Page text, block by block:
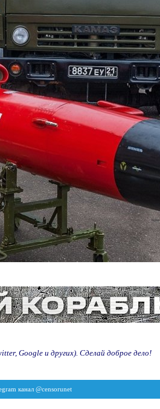
Google и других). Сделай доброе дело!